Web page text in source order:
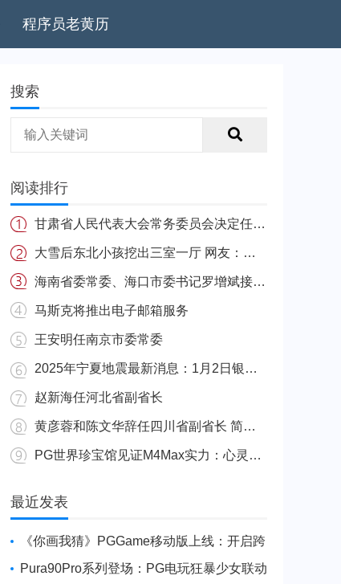
程序员老黄历
搜索
阅读排行
甘肃省人民代表大会常务委员会决定任免名单
大雪后东北小孩挖出三室一厅 网友：南方的娃很羡慕
海南省委常委、海口市委书记罗增斌接受中央纪委国家监委纪律审查和监察调查
马斯克将推出电子邮箱服务
王安明任南京市委常委
2025年宁夏地震最新消息：1月2日银川发生4.8级地震
赵新海任河北省副省长
黄彦蓉和陈文华辞任四川省副省长 简历资料照片
PG世界珍宝馆见证M4Max实力：心灵杀手2竟轻松跑出80FPS！
最近发表
《你画我猜》PGGame移动版上线：开启跨
平台互动新玩法
Pura90Pro系列登场：PG电玩狂暴少女联动